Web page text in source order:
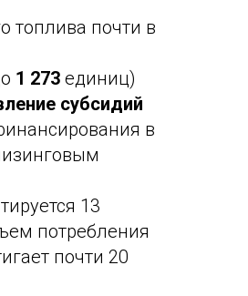
топлива почти в
1 273 единиц)
субсидий
в
13
потребления
почти 20